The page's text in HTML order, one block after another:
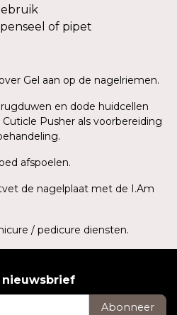
of pipet
Gel aan op de nagelriemen.
en dode huidcellen
Pusher als voorbereiding
afspoelen.
de nagelplaat met de I.Am
/ pedicure diensten.
nieuwsbrief
Abonneer